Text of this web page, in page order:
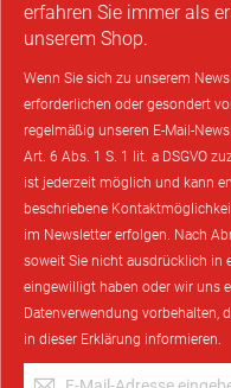
erfahren Sie immer als
unserem Shop.
Wenn Sie sich zu unserem
erforderlichen oder gesondert
regelmäßig unseren E-Mail-
Art. 6 Abs. 1 S. 1 lit. a DSGVO
ist jederzeit möglich und kann
beschriebene
im Newsletter erfolgen. Nach
soweit Sie nicht ausdrücklich in
eingewilligt haben oder wir uns
Datenverwendung vorbehalten,
in dieser Erklärung informieren.
Anmeldung